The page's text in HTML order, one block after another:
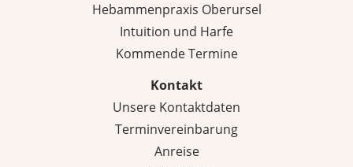
Hebammenpraxis Oberursel
Intuition und Harfe
Kommende Termine
Kontakt
Unsere Kontaktdaten
Terminvereinbarung
Anreise